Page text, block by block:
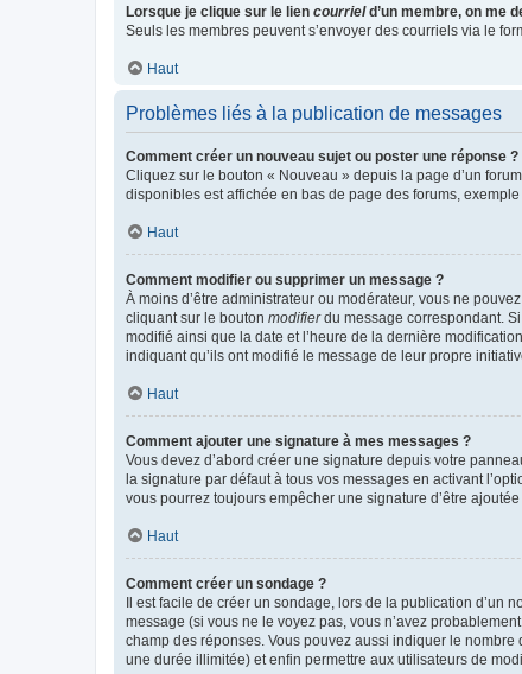
Lorsque je clique sur le lien courrield’un membre, on me
Seuls les membres peuvent s’envoyer des courriels via le
Haut
Problèmes liés à la publication de messages
Comment créer un nouveau sujet ou poster une réponse ?
Cliquez sur le bouton « Nouveau » depuis la page d’un
disponibles est affichée en bas de page des forums, exemple
Haut
Comment modifier ou supprimer un message ?
À moins d’être administrateur ou modérateur, vous ne
cliquant sur le bouton modifierdu message correspondant. Si
modifié ainsi que la date et l’heure de la dernière
indiquant qu’ils ont modifié le message de leur propre
Haut
Comment ajouter une signature à mes messages ?
Vous devez d’abord créer une signature depuis votre
la signature par défaut à tous vos messages en activant
vous pourrez toujours empêcher une signature d’être
Haut
Comment créer un sondage ?
Il est facile de créer un sondage, lors de la publication d’un
message (si vous ne le voyez pas, vous n’avez
champ des réponses. Vous pouvez aussi indiquer le
une durée illimitée) et enfin permettre aux utilisateurs de